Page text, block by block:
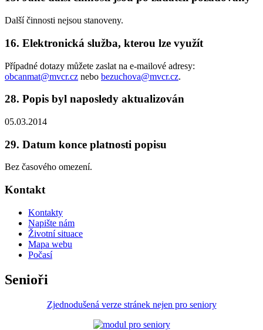
Další činnosti nejsou stanoveny.
16. Elektronická služba, kterou lze využít
Případné dotazy můžete zaslat na e-mailové adresy:
obcanmat@mvcr.cz nebo bezuchova@mvcr.cz.
28. Popis byl naposledy aktualizován
05.03.2014
29. Datum konce platnosti popisu
Bez časového omezení.
Kontakt
Kontakty
Napište nám
Životní situace
Mapa webu
Počasí
Senioři
Zjednodušená verze stránek nejen pro seniory